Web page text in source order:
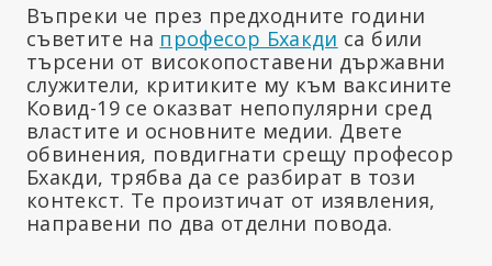
Въпреки че през предходните години
съветите на професор Бхакди са били
търсени от високопоставени държавни
служители, критиките му към ваксините
Ковид-19 се оказват непопулярни сред
властите и основните медии. Двете
обвинения, повдигнати срещу професор
Бхакди, трябва да се разбират в този
контекст. Те произтичат от изявления,
направени по два отделни повода.